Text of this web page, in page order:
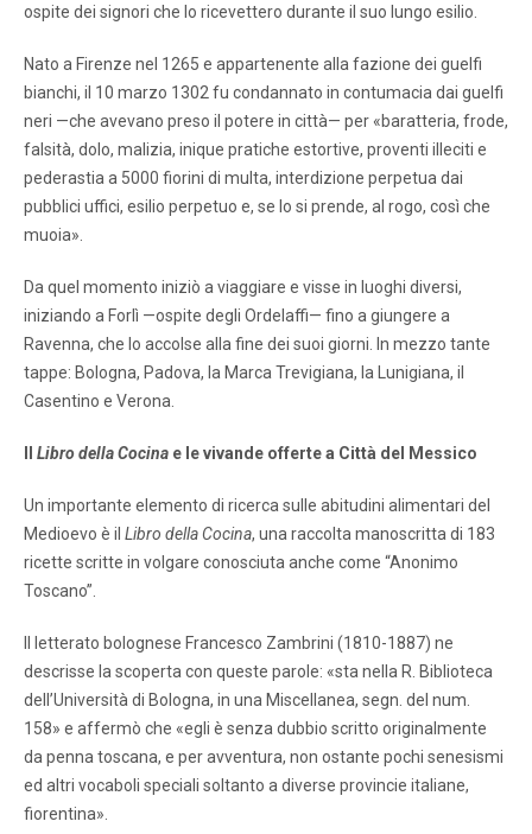
ospite dei signori che lo ricevettero durante il suo lungo esilio.
Nato a Firenze nel 1265 e appartenente alla fazione dei guelfi
bianchi, il 10 marzo 1302 fu condannato in contumacia dai guelfi
neri —che avevano preso il potere in città— per «baratteria, frode,
falsità, dolo, malizia, inique pratiche estortive, proventi illeciti e
pederastia a 5000 fiorini di multa, interdizione perpetua dai
pubblici uffici, esilio perpetuo e, se lo si prende, al rogo, così che
muoia».
Da quel momento iniziò a viaggiare e visse in luoghi diversi,
iniziando a Forlì —ospite degli Ordelaffi— fino a giungere a
Ravenna, che lo accolse alla fine dei suoi giorni. In mezzo tante
tappe: Bologna, Padova, la Marca Trevigiana, la Lunigiana, il
Casentino e Verona.
Libro della Cocina e le vivande offerte a Città del Messico
Un importante elemento di ricerca sulle abitudini alimentari del
Medioevo è il Libro della Cocina, una raccolta manoscritta di 183
ricette scritte in volgare conosciuta anche come “Anonimo
Toscano”.
Il letterato bolognese Francesco Zambrini (1810-1887) ne
descrisse la scoperta con queste parole: «sta nella R. Biblioteca
dell’Università di Bologna, in una Miscellanea, segn. del num.
158» e affermò che «egli è senza dubbio scritto originalmente
da penna toscana, e per avventura, non ostante pochi senesismi
ed altri vocaboli speciali soltanto a diverse provincie italiane,
fiorentina».